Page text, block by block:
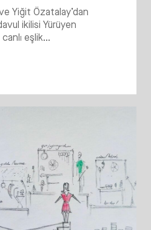
Yiğit Özatalay’dan
ikilisi Yürüyen
eşlik...